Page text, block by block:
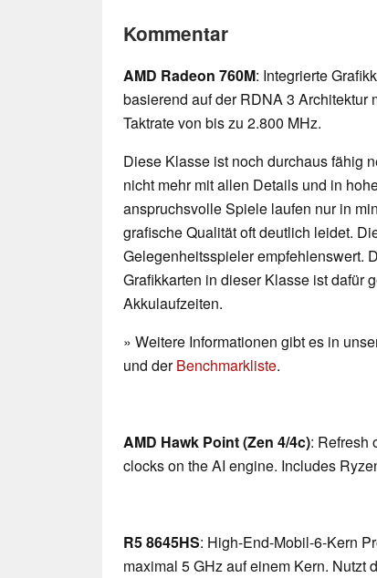
Kommentar
AMD Radeon 760M: Integrierte
basierend auf der RDNA 3 Architektur
Taktrate von bis zu 2.800 MHz.
Diese Klasse ist noch durchaus fähig
nicht mehr mit allen Details und in
anspruchsvolle Spiele laufen nur in
grafische Qualität oft deutlich leidet.
Gelegenheitsspieler empfehlenswert.
Grafikkarten in dieser Klasse ist dafür
Akkulaufzeiten.
» Weitere Informationen gibt es in
und derBenchmarkliste.
AMD Hawk Point (Zen 4/4c): Refresh
clocks on the AI engine. Includes
R5 8645HS: High-End-Mobil-6-Kern
maximal 5 GHz auf einem Kern. Nutzt